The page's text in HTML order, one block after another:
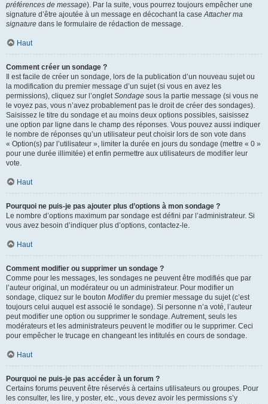
préférences de message). Par la suite, vous pourrez toujours empêcher une
signature d’être ajoutée à un message en décochant la caseAttacher ma
signature dans le formulaire de rédaction de message.
Haut
Comment créer un sondage ?
Il est facile de créer un sondage, lors de la publication d’un nouveau sujet ou
la modification du premier message d’un sujet (si vous en avez les
permissions), cliquez sur l’ongletSondage sous la partie message (si vous ne
le voyez pas, vous n’avez probablement pas le droit de créer des sondages).
Saisissez le titre du sondage et au moins deux options possibles, saisissez
une option par ligne dans le champ des réponses. Vous pouvez aussi indiquer
le nombre de réponses qu’un utilisateur peut choisir lors de son vote dans
« Option(s) par l’utilisateur », limiter la durée en jours du sondage (mettre « 0 »
pour une durée illimitée) et enfin permettre aux utilisateurs de modifier leur
vote.
Haut
Pourquoi ne puis-je pas ajouter plus d’options à mon sondage ?
Le nombre d’options maximum par sondage est défini par l’administrateur. Si
vous avez besoin d’indiquer plus d’options, contactez-le.
Haut
Comment modifier ou supprimer un sondage ?
Comme pour les messages, les sondages ne peuvent être modifiés que par
l’auteur original, un modérateur ou un administrateur. Pour modifier un
sondage, cliquez sur le bouton Modifierdu premier message du sujet (c’est
toujours celui auquel est associé le sondage). Si personne n’a voté, l’auteur
peut modifier une option ou supprimer le sondage. Autrement, seuls les
modérateurs et les administrateurs peuvent le modifier ou le supprimer. Ceci
pour empêcher le trucage en changeant les intitulés en cours de sondage.
Haut
Pourquoi ne puis-je pas accéder à un forum ?
Certains forums peuvent être réservés à certains utilisateurs ou groupes. Pour
les consulter, les lire, y poster, etc., vous devez avoir les permissions s’y